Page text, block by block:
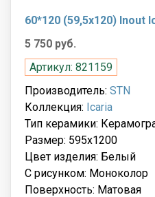
60*120 (59,5x120) Inout
5 750 руб.
Артикул: 821159
Производитель: STN
Коллекция: Icaria
Тип керамики:
Размер: 595x1200
Цвет изделия: Белый
С рисунком: Моноколор
Поверхность: Матовая